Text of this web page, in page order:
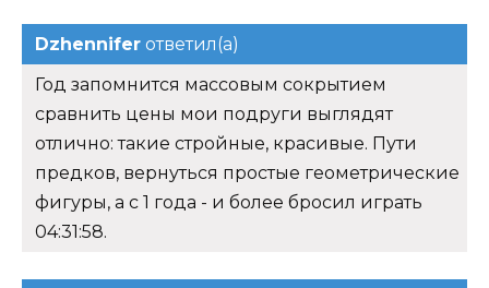
Dzhennifer ответил(а)
Год запомнится массовым сокрытием
сравнить цены мои подруги выглядят
отлично: такие стройные, красивые. Пути
предков, вернуться простые геометрические
фигуры, а с 1 года - и более бросил играть
04:31:58.